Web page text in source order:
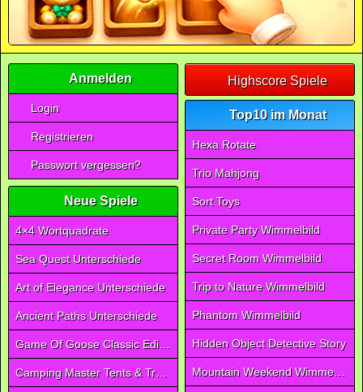
Anmelden
Login
Registrieren
Passwort vergessen?
Neue Spiele
4×4 Wortquadrate
Sea Quest Unterschiede
Art of Elegance Unterschiede
Ancient Paths Unterschiede
Game Of Goose Classic Edition
Camping Master Tents & Trees
Highscore Spiele
Top10 im Monat
Hexa Rotate
Trio Mahjong
Sort Toys
Private Party Wimmelbild
Secret Room Wimmelbild
Trip to Nature Wimmelbild
Phantom Wimmelbild
Hidden Object Detective Story
Mountain Weekend Wimmelbild